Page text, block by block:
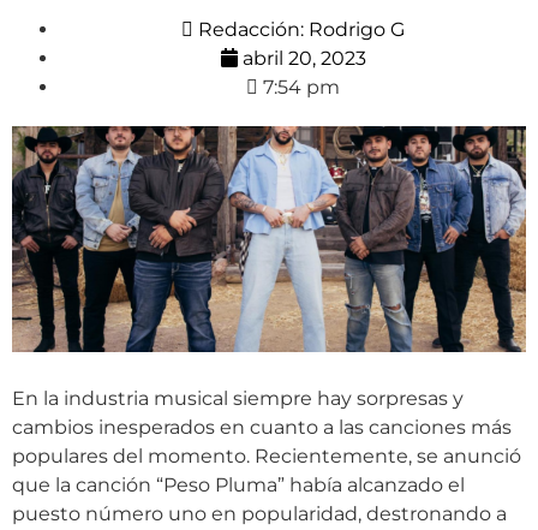
Redacción: Rodrigo G
abril 20, 2023
7:54 pm
En la industria musical siempre hay sorpresas y
cambios inesperados en cuanto a las canciones más
populares del momento. Recientemente, se anunció
que la canción “Peso Pluma” había alcanzado el
puesto número uno en popularidad, destronando a